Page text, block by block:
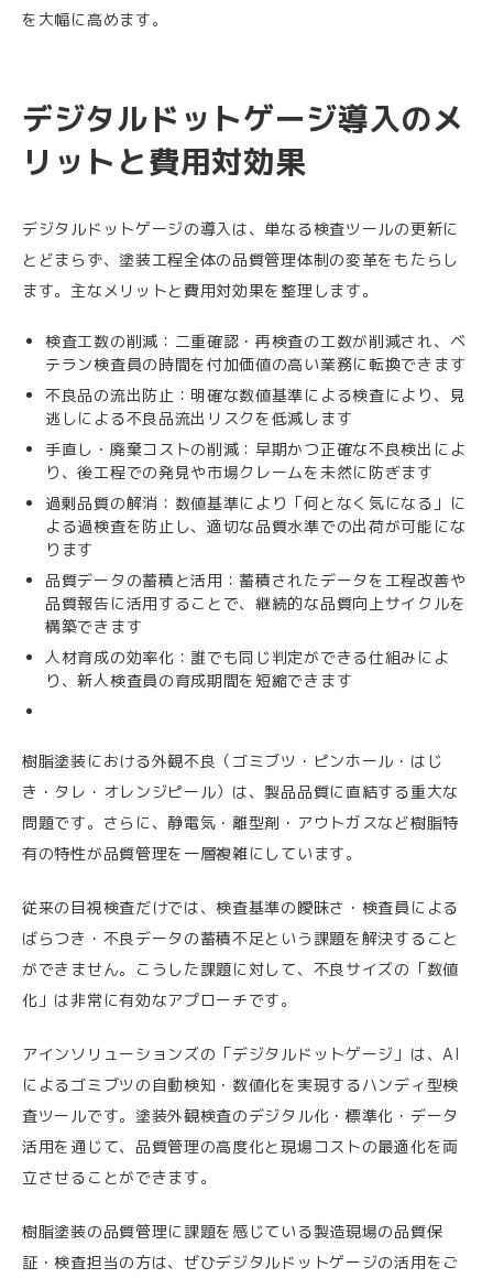
を大幅に高めます。
デジタルドットゲージ導入のメ
リットと費用対効果
デジタルドットゲージの導入は、単なる検査ツールの更新に
とどまらず、塗装工程全体の品質管理体制の変革をもたらし
ます。主なメリットと費用対効果を整理します。
検査工数の削減：二重確認・再検査の工数が削減され、ベ
テラン検査員の時間を付加価値の高い業務に転換できます
不良品の流出防止：明確な数値基準による検査により、見
逃しによる不良品流出リスクを低減します
手直し・廃棄コストの削減：早期かつ正確な不良検出によ
り、後工程での発見や市場クレームを未然に防ぎます
過剰品質の解消：数値基準により「何となく気になる」に
よる過検査を防止し、適切な品質水準での出荷が可能にな
ります
品質データの蓄積と活用：蓄積されたデータを工程改善や
品質報告に活用することで、継続的な品質向上サイクルを
構築できます
人材育成の効率化：誰でも同じ判定ができる仕組みによ
り、新人検査員の育成期間を短縮できます
樹脂塗装における外観不良（ゴミブツ・ピンホール・はじ
き・タレ・オレンジピール）は、製品品質に直結する重大な
問題です。さらに、静電気・離型剤・アウトガスなど樹脂特
有の特性が品質管理を一層複雑にしています。
従来の目視検査だけでは、検査基準の曖昧さ・検査員による
ばらつき・不良データの蓄積不足という課題を解決すること
ができません。こうした課題に対して、不良サイズの「数値
化」は非常に有効なアプローチです。
アインソリューションズの「デジタルドットゲージ」は、AI
によるゴミブツの自動検知・数値化を実現するハンディ型検
査ツールです。塗装外観検査のデジタル化・標準化・データ
活用を通じて、品質管理の高度化と現場コストの最適化を両
立させることができます。
樹脂塗装の品質管理に課題を感じている製造現場の品質保
証・検査担当の方は、ぜひデジタルドットゲージの活用をご